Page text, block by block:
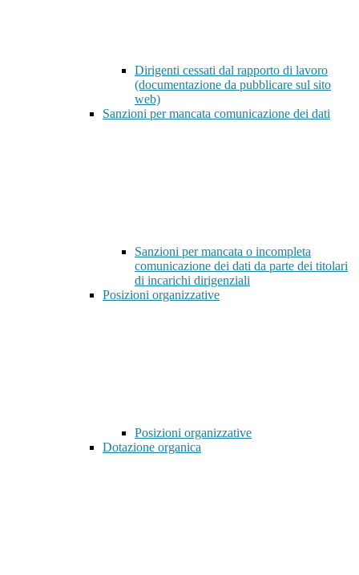
Dirigenti cessati dal rapporto di lavoro
(documentazione da pubblicare sul sito
web)
Sanzioni per mancata comunicazione dei dati
Sanzioni per mancata o incompleta
comunicazione dei dati da parte dei titolari
di incarichi dirigenziali
Posizioni organizzative
Posizioni organizzative
Dotazione organica